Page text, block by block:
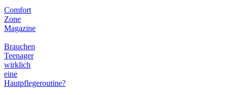
Comfort
Zone
Magazine
Brauchen
Teenager
wirklich
eine
Hautpflegeroutine?